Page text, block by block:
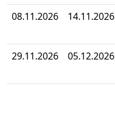
08.11.2026
14.11.2026
29.11.2026
05.12.2026